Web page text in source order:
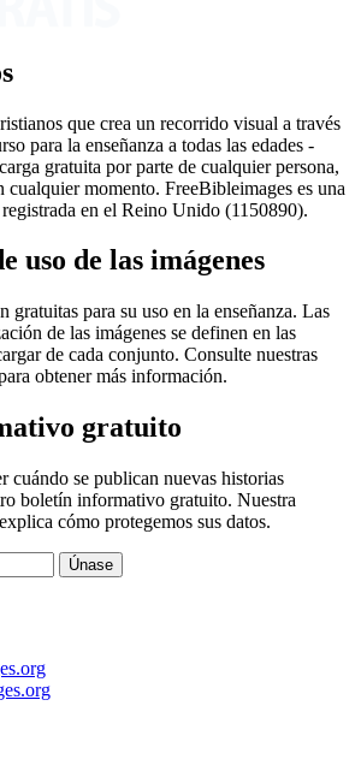
que crea un recorrido visual a través
para la enseñanza a todas las edades -
gratuita por parte de cualquier persona,
cualquier momento. FreeBibleimages es una
en el Reino Unido (1150890).
uso de las imágenes
gratuitas para su uso en la enseñanza. Las
de las imágenes se definen en las
de cada conjunto. Consulte nuestras
obtener más información.
gratuito
cuándo se publican nuevas historias
boletín informativo gratuito. Nuestra
explica cómo protegemos sus datos.